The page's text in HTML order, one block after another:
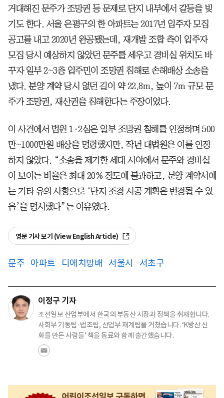
거대해진 문주가 조망권 등 문제로 단지 내부에서 갈등을 빚
기도 한다. 서울 은평구의 한 아파트는 2017년 입주자 모집
공고를 내고 2020년 완공됐는데, 재개발 조합 측이 입주자
모집 당시 예상하지 않았던 문주를 세우고 경비실 위치도 바
꾸자 일부 2~3층 입주민이 조망권 침해로 손해배상 소송을
냈다. 분양 계약 당시 없던 길이 약 22.8m, 높이 7m 규모 문
주가 조망권, 재산권을 침해한다는 주장이었다.
이 사건에서 법원 1·2심은 일부 조망권 침해를 인정하며 500
만~1000만원 배상을 명령했지만, 작년 대법원은 이를 인정
하지 않았다. “소송을 제기한 세대 시야에서 문주와 경비실
이 보이는 비율은 최대 20% 정도에 불과하고, 분양 계약서에
는 기타 유의 사항으로 ‘단지 조경 시공 계획은 변경될 수 있
음’을 명시했다”는 이유였다.
영문 기사 보기 (View English Article)
문주 아파트 디에치방배 서울시 서초구
이정구 기자
조선일보 산업부에서 한국의 부동산 시장과 정책을 취재합니다.
사회부 기동팀·법조팀, 산업부 재계팀을 거쳤습니다. ‘K방산 신
화를 만든 사람들’ 책을 동료와 함께 출간했습니다.